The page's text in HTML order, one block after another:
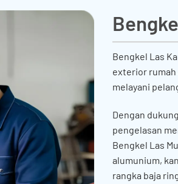
Bengkel Las
exterior rumah
melayani
Dengan
pengelasan
Bengkel Las
alumunium,
rangka baja